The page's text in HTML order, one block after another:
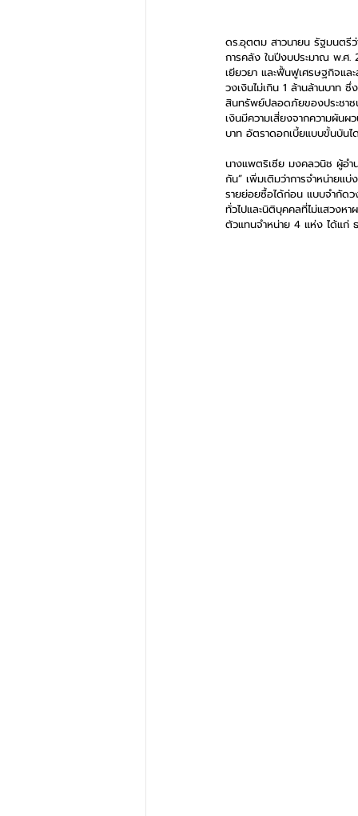
ดร.อุตตม สาวนายน รัฐมนตรีว่
การคลัง ในปีงบประมาณ พ.ศ.
เยียวยา และฟื้นฟูเศรษฐกิจแล
วงเงินไม่เกิน 1 ล้านล้านบาท
สินทรัพย์ปลอดภัยของประชาช
เงินมีความเสี่ยงจากความผัน
บาท อัตราดอกเบี้ยแบบขั้นบัน
นางแพตริเซีย มงคลวนิช ผู้อำ
กัน” เพิ่มเติมว่าการจำหน่ายแ
รายย่อยซื้อได้ก่อน แบบจำกัด
ทั่วไปและนิติบุคคลที่ไม่แสวงหา
ตัวแทนจำหน่าย 4 แห่ง ได้แก่